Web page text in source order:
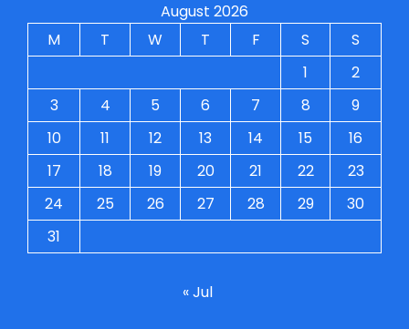
August 2026
M
T W T F S
S
1
2
3
4 5 6 7 8
9
10
11 12 13 14 15
16
17
18 19 20 21 22
23
24
25 26 27 28 29
30
31
« Jul